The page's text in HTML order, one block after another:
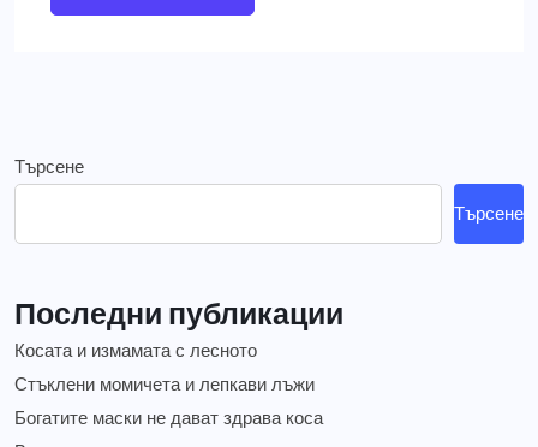
Търсене
Търсене
Последни публикации
Косата и измамата с лесното
Стъклени момичета и лепкави лъжи
Богатите маски не дават здрава коса